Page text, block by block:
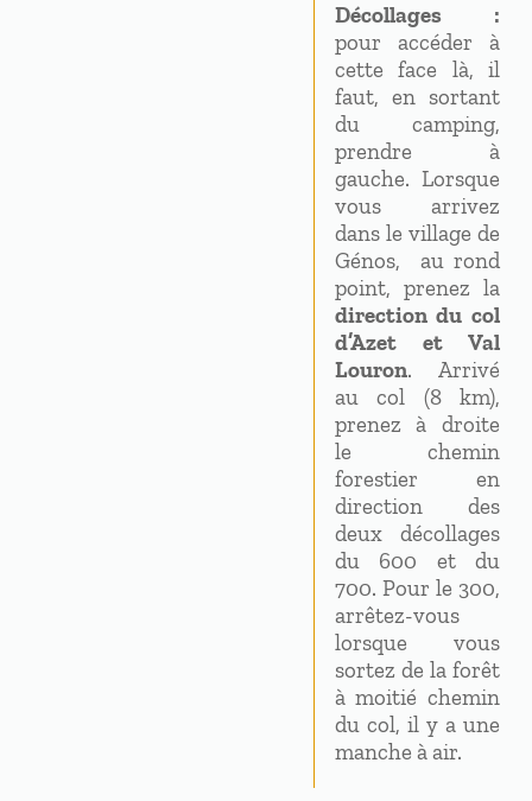
Décollages :
pour accéder à
cette face là, il
faut, en sortant
du camping,
prendre à
gauche. Lorsque
vous arrivez
dans le village de
Génos, au rond
point, prenez la
direction du col
d’Azet et Val
Louron. Arrivé
au col (8 km),
prenez à droite
le chemin
forestier en
direction des
deux décollages
du 600 et du
700. Pour le 300,
arrêtez-vous
lorsque vous
sortez de la forêt
à moitié chemin
du col, il y a une
manche à air.